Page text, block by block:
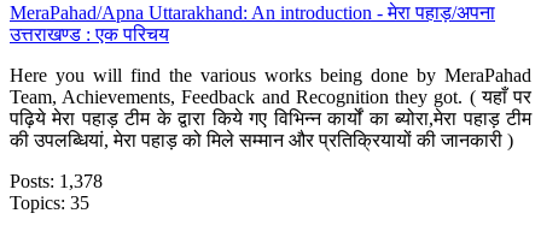
MeraPahad/Apna Uttarakhand: An introduction - मेरा पहाड़/अपना
उत्तराखण्ड : एक परिचय
Here you will find the various works being done by MeraPahad
Team, Achievements, Feedback and Recognition they got. ( यहाँ पर
पढ़िये मेरा पहाड़ टीम के द्वारा किये गए विभिन्न कार्यों का ब्योरा,मेरा पहाड़ टीम
की उपलब्धियां, मेरा पहाड़ को मिले सम्मान और प्रतिक्रियायों की जानकारी )
Posts: 1,378
Topics: 35